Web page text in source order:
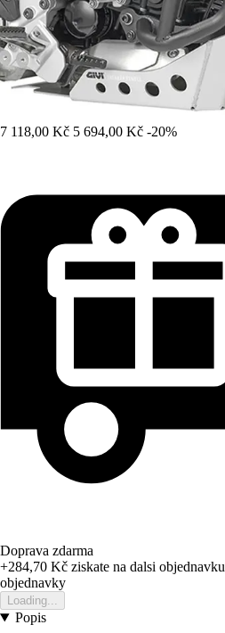
7 118,00 Kč 5 694,00 Kč -20%
Doprava zdarma
+284,70 Kč ziskate na dalsi objednavku
objednavky
Loading...
Popis